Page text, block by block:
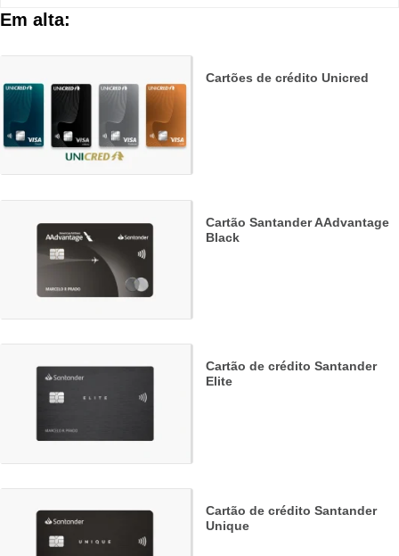
Em alta:
Cartões de crédito Unicred
Cartão Santander AAdvantage
Black
Cartão de crédito Santander
Elite
Cartão de crédito Santander
Unique